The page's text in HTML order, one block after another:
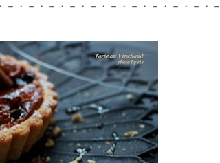
・－・－・－・－・－・－・－・－・－・－